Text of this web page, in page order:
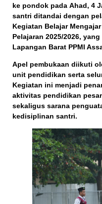
ke pondok pada Ahad, 4
santri ditandai dengan
Kegiatan Belajar
Pelajaran 2025/2026, yang
Lapangan Barat PPMI
Apel pembukaan diikuti
unit pendidikan serta
Kegiatan ini menjadi
aktivitas pendidikan
sekaligus sarana
kedisiplinan santri.